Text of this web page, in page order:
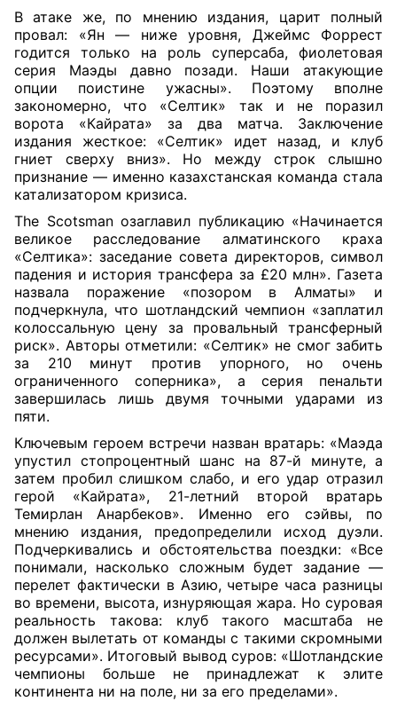
В атаке же, по мнению издания, царит полный
провал: «Ян — ниже уровня, Джеймс Форрест
годится только на роль суперсаба, фиолетовая
серия Маэды давно позади. Наши атакующие
опции поистине ужасны». Поэтому вполне
закономерно, что «Селтик» так и не поразил
ворота «Кайрата» за два матча. Заключение
издания жесткое: «Селтик» идет назад, и клуб
гниет сверху вниз». Но между строк слышно
признание — именно казахстанская команда стала
катализатором кризиса.
The Scotsman озаглавил публикацию «Начинается
великое расследование алматинского краха
«Селтика»: заседание совета директоров, символ
падения и история трансфера за £20 млн». Газета
назвала поражение «позором в Алматы» и
подчеркнула, что шотландский чемпион «заплатил
колоссальную цену за провальный трансферный
риск». Авторы отметили: «Селтик» не смог забить
за 210 минут против упорного, но очень
ограниченного соперника», а серия пенальти
завершилась лишь двумя точными ударами из
пяти.
Ключевым героем встречи назван вратарь: «Маэда
упустил стопроцентный шанс на 87-й минуте, а
затем пробил слишком слабо, и его удар отразил
герой «Кайрата», 21-летний второй вратарь
Темирлан Анарбеков». Именно его сэйвы, по
мнению издания, предопределили исход дуэли.
Подчеркивались и обстоятельства поездки: «Все
понимали, насколько сложным будет задание —
перелет фактически в Азию, четыре часа разницы
во времени, высота, изнуряющая жара. Но суровая
реальность такова: клуб такого масштаба не
должен вылетать от команды с такими скромными
ресурсами». Итоговый вывод суров: «Шотландские
чемпионы больше не принадлежат к элите
континента ни на поле, ни за его пределами».